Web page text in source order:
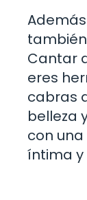
Cantar
eres
cabras
belleza
con
íntima